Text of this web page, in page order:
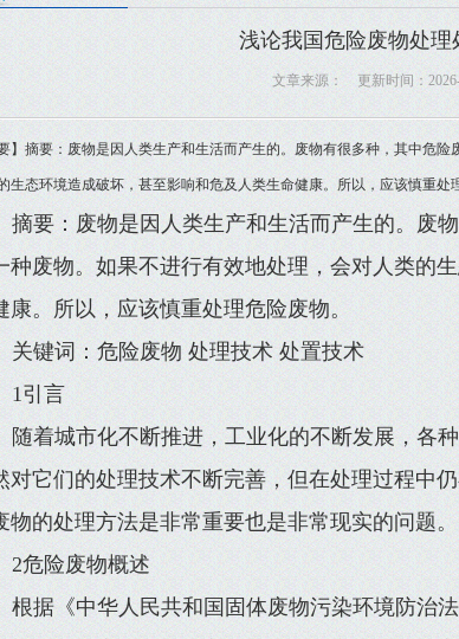
浅论我国危险废物处理
文章来源： 更新时间：2026-
要】摘要：废物是因人类生产和生活而产生的。废物有很多种，其中危
生态环境造成破坏，甚至影响和危及人类生命健康。所以，应该慎重
摘要：废物是因人类生产和生活而产生的。废
种废物。如果不进行有效地处理，会对人类的
康。所以，应该慎重处理危险废物。
关键词：危险废物 处理技术 处置技术
1引言
随着城市化不断推进，工业化的不断发展，各
对它们的处理技术不断完善，但在处理过程中
物的处理方法是非常重要也是非常现实的问题。
2危险废物概述
根据《中华人民共和国固体废物污染环境防治